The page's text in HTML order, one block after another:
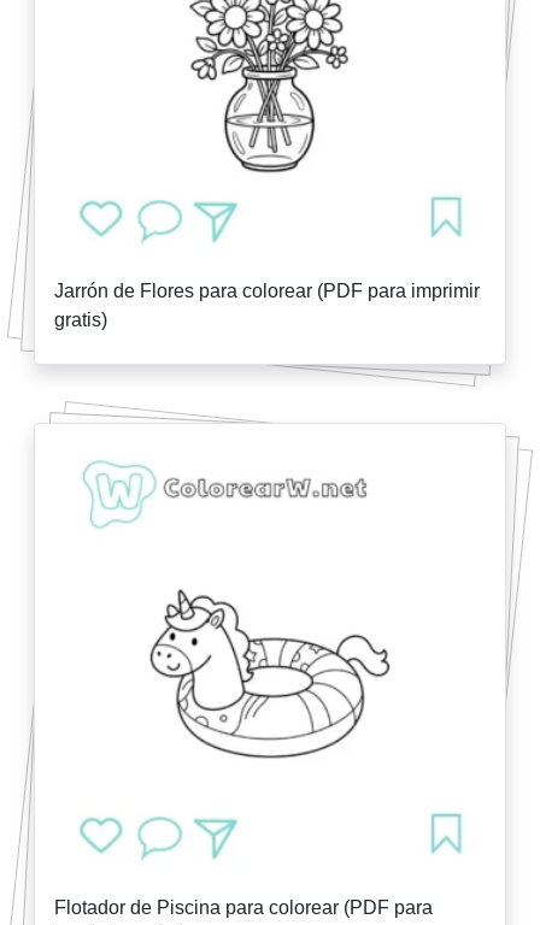
Jarrón de Flores para colorear (PDF para imprimir
gratis)
Flotador de Piscina para colorear (PDF para